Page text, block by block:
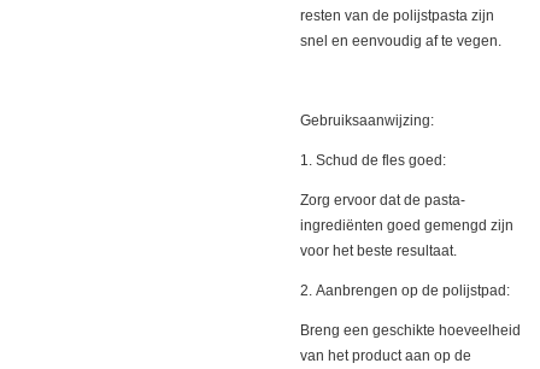
resten van de polijstpasta zijn
snel en eenvoudig af te vegen.
Gebruiksaanwijzing:
1. Schud de fles goed:
Zorg ervoor dat de pasta-
ingrediënten goed gemengd zijn
voor het beste resultaat.
2. Aanbrengen op de polijstpad:
Breng een geschikte hoeveelheid
van het product aan op de